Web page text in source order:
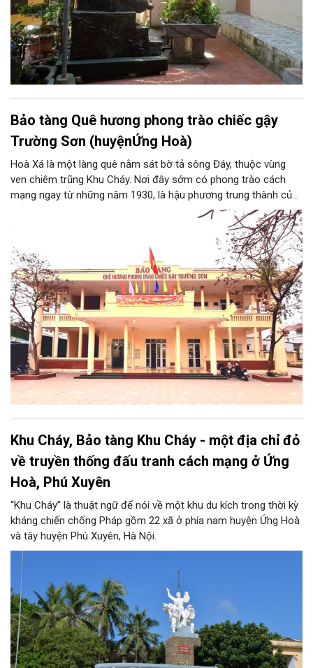
Bảo tàng Quê hương phong trào chiếc gậy
Trường Sơn (huyệnỨng Hoà)
Hoà Xá là một làng quê nằm sát bờ tả sông Đáy, thuộc vùng
ven chiêm trũng Khu Cháy. Nơi đây sớm có phong trào cách
mạng ngay từ những năm 1930, là hậu phương trung thành của
cuộc kháng chiến chống Pháp. Trong công cuộc kháng chiến
chống Mỹ cứu nước, Hòa Xá được xem là quê hương của
phong trào động viên thanh niên lên đường “xẻ dọc Trường Sơn
đi cứu nước” và câu chuyện huyền thoại “chiếc gậy Trường
Sơn”.
Khu Cháy, Bảo tàng Khu Cháy - một địa chỉ đỏ
về truyền thống đấu tranh cách mạng ở Ứng
Hoà, Phú Xuyên
“Khu Cháy” là thuật ngữ để nói về một khu du kích trong thời kỳ
kháng chiến chống Pháp gồm 22 xã ở phía nam huyện Ứng Hoà
và tây huyện Phú Xuyên, Hà Nội.